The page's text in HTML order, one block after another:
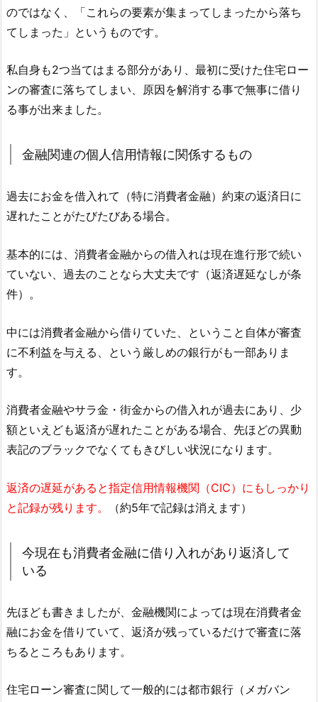
のではなく、「これらの要素が集まってしまったから落ち
てしまった」というものです。
私自身も2つ当てはまる部分があり、最初に受けた住宅ロー
ンの審査に落ちてしまい、原因を解消する事で無事に借り
る事が出来ました。
金融関連の個人信用情報に関係するもの
過去にお金を借入れて（特に消費者金融）約束の返済日に
遅れたことがたびたびある場合。
基本的には、消費者金融からの借入れは現在進行形で続い
ていない、過去のことなら大丈夫です（返済遅延なしが条
件）。
中には消費者金融から借りていた、ということ自体が審査
に不利益を与える、という厳しめの銀行がも一部ありま
す。
消費者金融やサラ金・街金からの借入れが過去にあり、少
額といえども返済が遅れたことがある場合、先ほどの異動
表記のブラックでなくてもきびしい状況になります。
返済の遅延があると指定信用情報機関（CIC）にもしっかり
と記録が残ります。
（約5年で記録は消えます）
今現在も消費者金融に借り入れがあり返済して
いる
先ほども書きましたが、金融機関によっては現在消費者金
融にお金を借りていて、返済が残っているだけで審査に落
ちるところもあります。
住宅ローン審査に関して一般的には都市銀行（メガバン